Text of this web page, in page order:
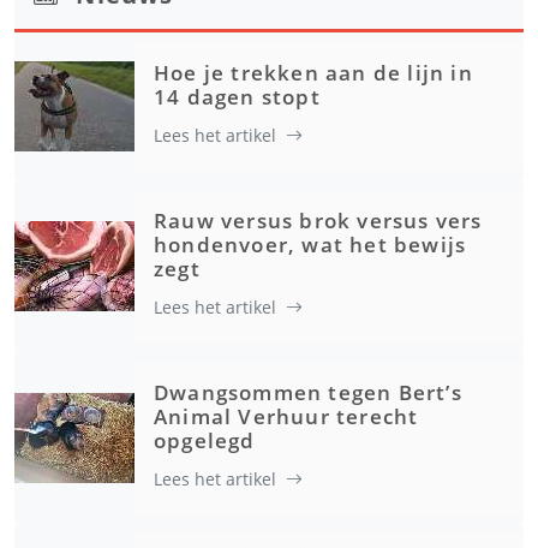
Hoe je trekken aan de lijn in
14 dagen stopt
Lees het artikel
Rauw versus brok versus vers
hondenvoer, wat het bewijs
zegt
Lees het artikel
Dwangsommen tegen Bert’s
Animal Verhuur terecht
opgelegd
Lees het artikel